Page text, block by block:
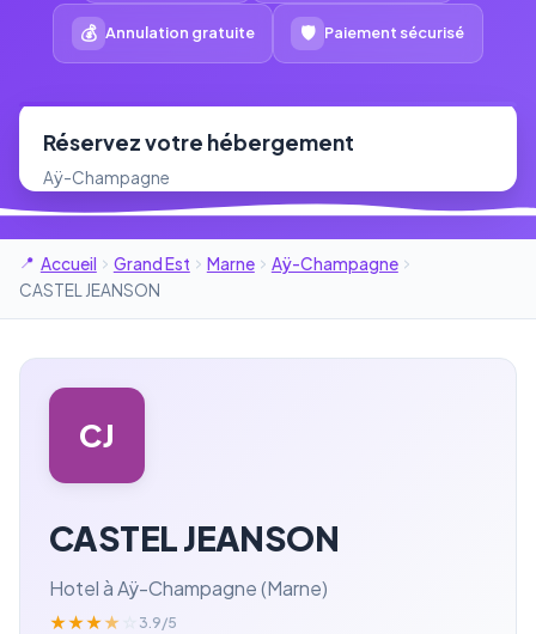
💰 Annulation gratuite 🛡 Paiement sécurisé
Réservez votre hébergement
Aÿ-Champagne
Accueil Grand Est Marne
Aÿ-Champagne
CASTEL JEANSON
CJ
CASTEL JEANSON
Hotel à Aÿ-Champagne (Marne)
★★★★ 3.9/5